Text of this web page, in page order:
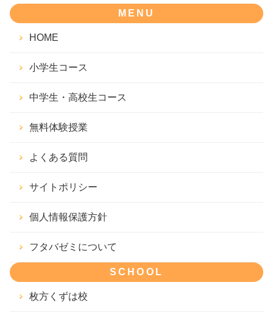
MENU
HOME
小学生コース
中学生・高校生コース
無料体験授業
よくある質問
サイトポリシー
個人情報保護方針
フタバゼミについて
SCHOOL
枚方くずは校